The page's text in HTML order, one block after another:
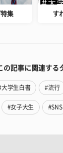
集 す
の記事に関連する
大学生白書 #流行
#女子大生 #SNS